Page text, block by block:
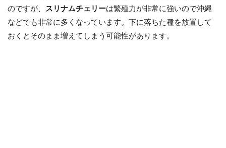
のですが、 スリナムチェリーは繁殖力が非常に強いので沖縄
などでも非常に多くなっています。下に落ちた種を放置して
おくとそのまま増えてしまう可能性があります。